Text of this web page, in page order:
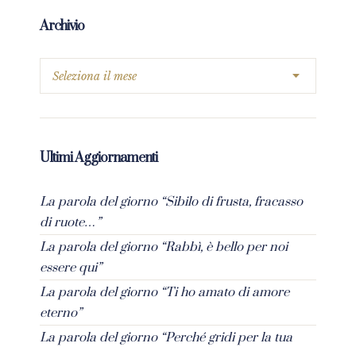
Archivio
Ultimi Aggiornamenti
La parola del giorno “Sibilo di frusta, fracasso
di ruote…”
La parola del giorno “Rabbì, è bello per noi
essere qui”
La parola del giorno “Ti ho amato di amore
eterno”
La parola del giorno “Perché gridi per la tua